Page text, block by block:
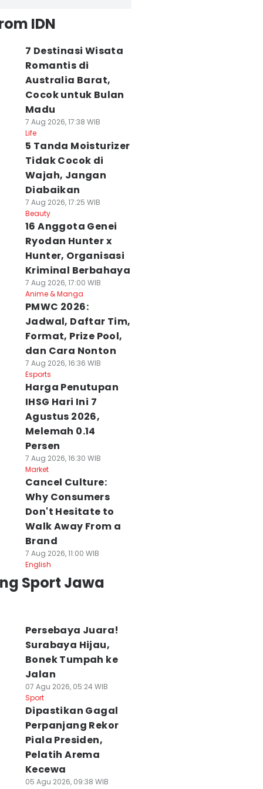
IDN
7 Destinasi Wisata
Romantis di
Australia Barat,
Cocok untuk Bulan
Madu
7 Aug 2026, 17:38 WIB
Life
5 Tanda Moisturizer
Tidak Cocok di
Wajah, Jangan
Diabaikan
7 Aug 2026, 17:25 WIB
Beauty
16 Anggota Genei
Ryodan Hunter x
Hunter, Organisasi
Kriminal Berbahaya
7 Aug 2026, 17:00 WIB
Anime & Manga
PMWC 2026:
Jadwal, Daftar Tim,
Format, Prize Pool,
dan Cara Nonton
7 Aug 2026, 16:36 WIB
Esports
Harga Penutupan
IHSG Hari Ini 7
Agustus 2026,
Melemah 0.14
Persen
7 Aug 2026, 16:30 WIB
Market
Cancel Culture:
Why Consumers
Don't Hesitate to
Walk Away From a
Brand
7 Aug 2026, 11:00 WIB
English
Sport Jawa
Persebaya Juara!
Surabaya Hijau,
Bonek Tumpah ke
Jalan
07 Agu 2026, 05:24 WIB
Sport
Dipastikan Gagal
Perpanjang Rekor
Piala Presiden,
Pelatih Arema
Kecewa
05 Agu 2026, 09:38 WIB